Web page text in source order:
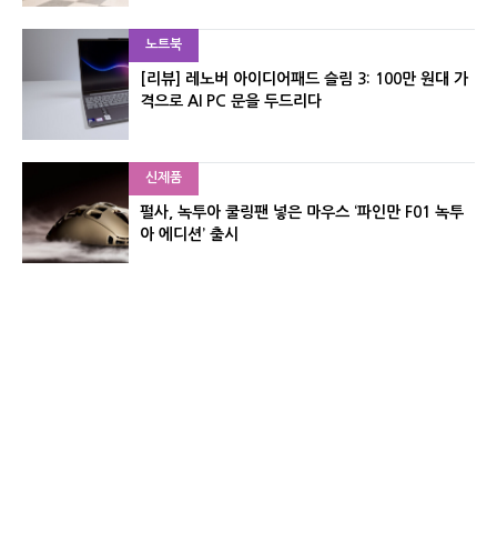
노트북
[리뷰] 레노버 아이디어패드 슬림 3: 100만 원대 가
격으로 AI PC 문을 두드리다
신제품
펄사, 녹투아 쿨링팬 넣은 마우스 ‘파인만 F01 녹투
아 에디션’ 출시